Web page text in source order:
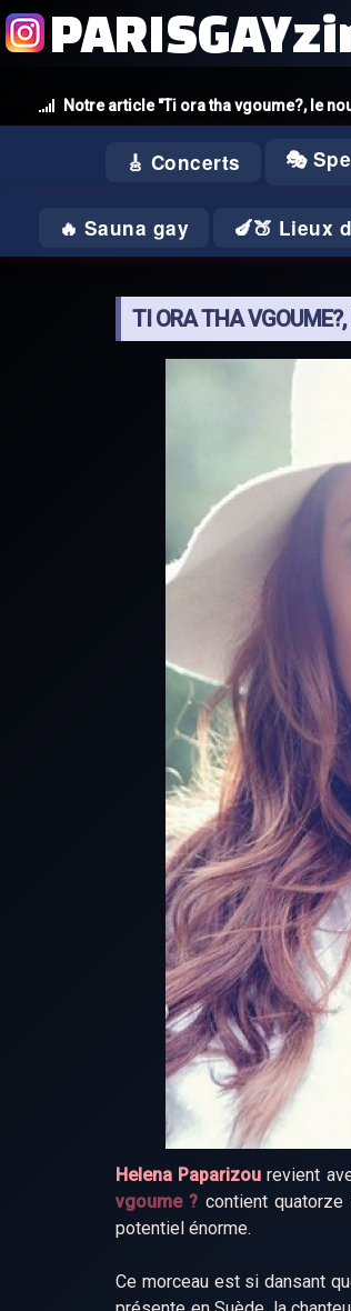
Notre article "Ti ora tha vgoume?, le
🎸 Concerts 🎭
🔥 Sauna gay 🍆🍑 Lieux
TI ORA THA VGOUME?,
Helena Paparizou revient
vgoume ? contient
potentiel énorme.
Ce morceau est si dansant